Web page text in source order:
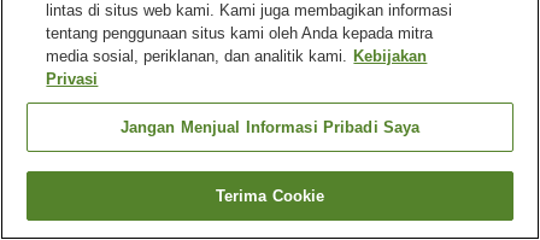
Fasilitas properti
Wi-Fi
Area tertentu bisa merokok
Mesin penjual otomatis
Cari kamar
lintas di situs web kami. Kami juga membagikan informasi
tentang penggunaan situs kami oleh Anda kepada mitra
media sosial, periklanan, dan analitik kami. Kebijakan
Privasi
Jangan Menjual Informasi Pribadi Saya
Terima Cookie